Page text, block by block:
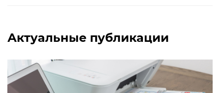
Актуальные публикации